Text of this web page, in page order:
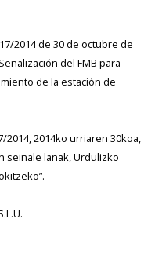
2014 de 30 de octubre de
del FMB para
de la estación de
2014, 2014ko urriaren 30koa,
seinale lanak, Urdulizko